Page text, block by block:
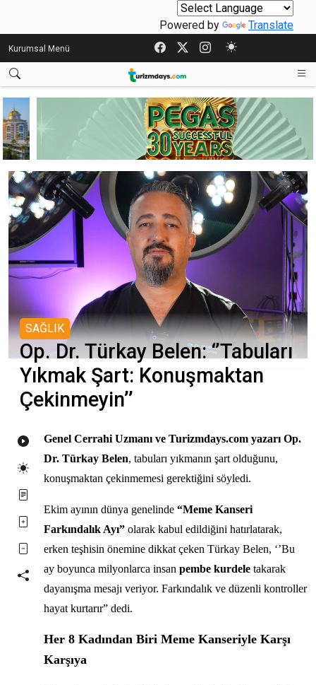
Powered by Translate
Kurumsal Menü
SAĞLIK
Op. Dr. Türkay Belen: ‘’Tabuları
Yıkmak Şart: Konuşmaktan
Çekinmeyin’’
Genel Cerrahi Uzmanı ve Turizmdays.com yazarı Op.
Dr. Türkay Belen, tabuları yıkmanın şart olduğunu,
konuşmaktan çekinmemesi gerektiğini söyledi.
Ekim ayının dünya genelinde “Meme Kanseri
Farkındalık Ayı” olarak kabul edildiğini hatırlatarak,
erken teşhisin önemine dikkat çeken Türkay Belen, ‘’Bu
ay boyunca milyonlarca insan pembe kurdele takarak
dayanışma mesajı veriyor. Farkındalık ve düzenli kontroller
hayat kurtarır” dedi.
Her 8 Kadından Biri Meme Kanseriyle Karşı
Karşıya